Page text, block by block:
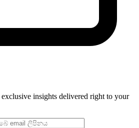
exclusive insights delivered right to your